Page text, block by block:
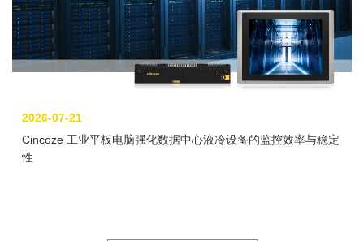
2026-07-21
Cincoze 工业平板电脑强化数据中心液冷设备的监控效率与稳定
性